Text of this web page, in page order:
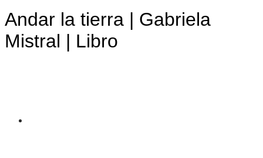
Andar la tierra | Gabriela
Mistral | Libro